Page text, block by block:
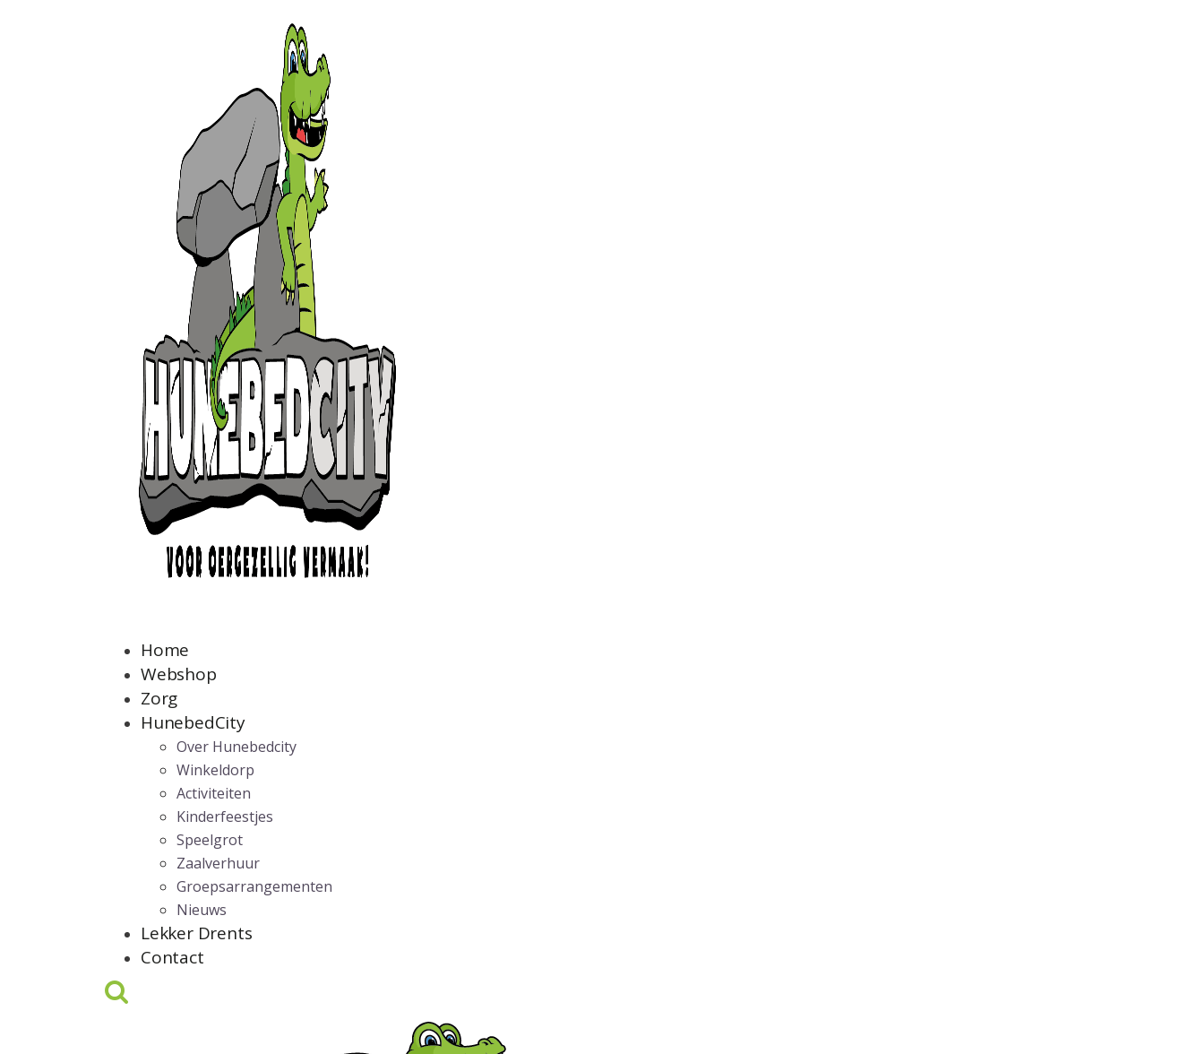
Home
Webshop
Zorg
HunebedCity
Over Hunebedcity
Winkeldorp
Activiteiten
Kinderfeestjes
Speelgrot
Zaalverhuur
Groepsarrangementen
Nieuws
Lekker Drents
Contact